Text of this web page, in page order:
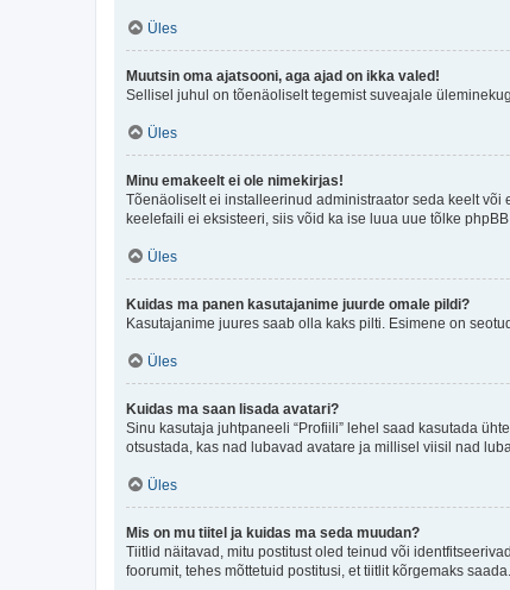
Üles
Muutsin oma ajatsooni, aga ajad on ikka valed!
Sellisel juhul on tõenäoliselt tegemist suveajale
Üles
Minu emakeelt ei ole nimekirjas!
Tõenäoliselt ei installeerinud administraator seda keelt
keelefaili ei eksisteeri, siis võid ka ise luua uue tõlke
Üles
Kuidas ma panen kasutajanime juurde omale pildi?
Kasutajanime juures saab olla kaks pilti. Esimene on
Üles
Kuidas ma saan lisada avatari?
Sinu kasutaja juhtpaneeli “Profiili” lehel saad kasutada
otsustada, kas nad lubavad avatare ja millisel viisil nad
Üles
Mis on mu tiitel ja kuidas ma seda muudan?
Tiitlid näitavad, mitu postitust oled teinud või
foorumit, tehes mõttetuid postitusi, et tiitlit kõrgemaks